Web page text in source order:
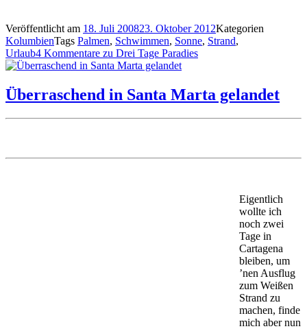
Veröffentlicht am 18. Juli 200823. Oktober 2012Kategorien
KolumbienTags Palmen, Schwimmen, Sonne, Strand,
Urlaub4 Kommentare zu Drei Tage Paradies
Überraschend in Santa Marta gelandet
Eigentlich
wollte ich
noch zwei
Tage in
Cartagena
bleiben, um
’nen Ausflug
zum Weißen
Strand zu
machen, finde
mich aber nun